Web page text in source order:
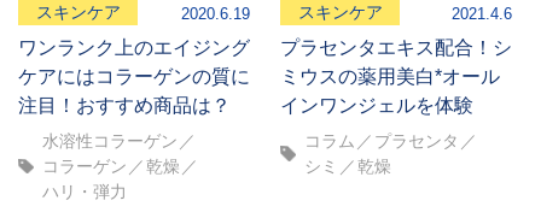
スキンケア 2020.6.19
ワンランク上のエイジング
ケアにはコラーゲンの質に
注目！おすすめ商品は？
水溶性コラーゲン
コラーゲン
乾燥
ハリ・弾力
スキンケア 2021.4.6
プラセンタエキス配合！シ
ミウスの薬用美白*オール
インワンジェルを体験
コラム
プラセンタ
シミ
乾燥